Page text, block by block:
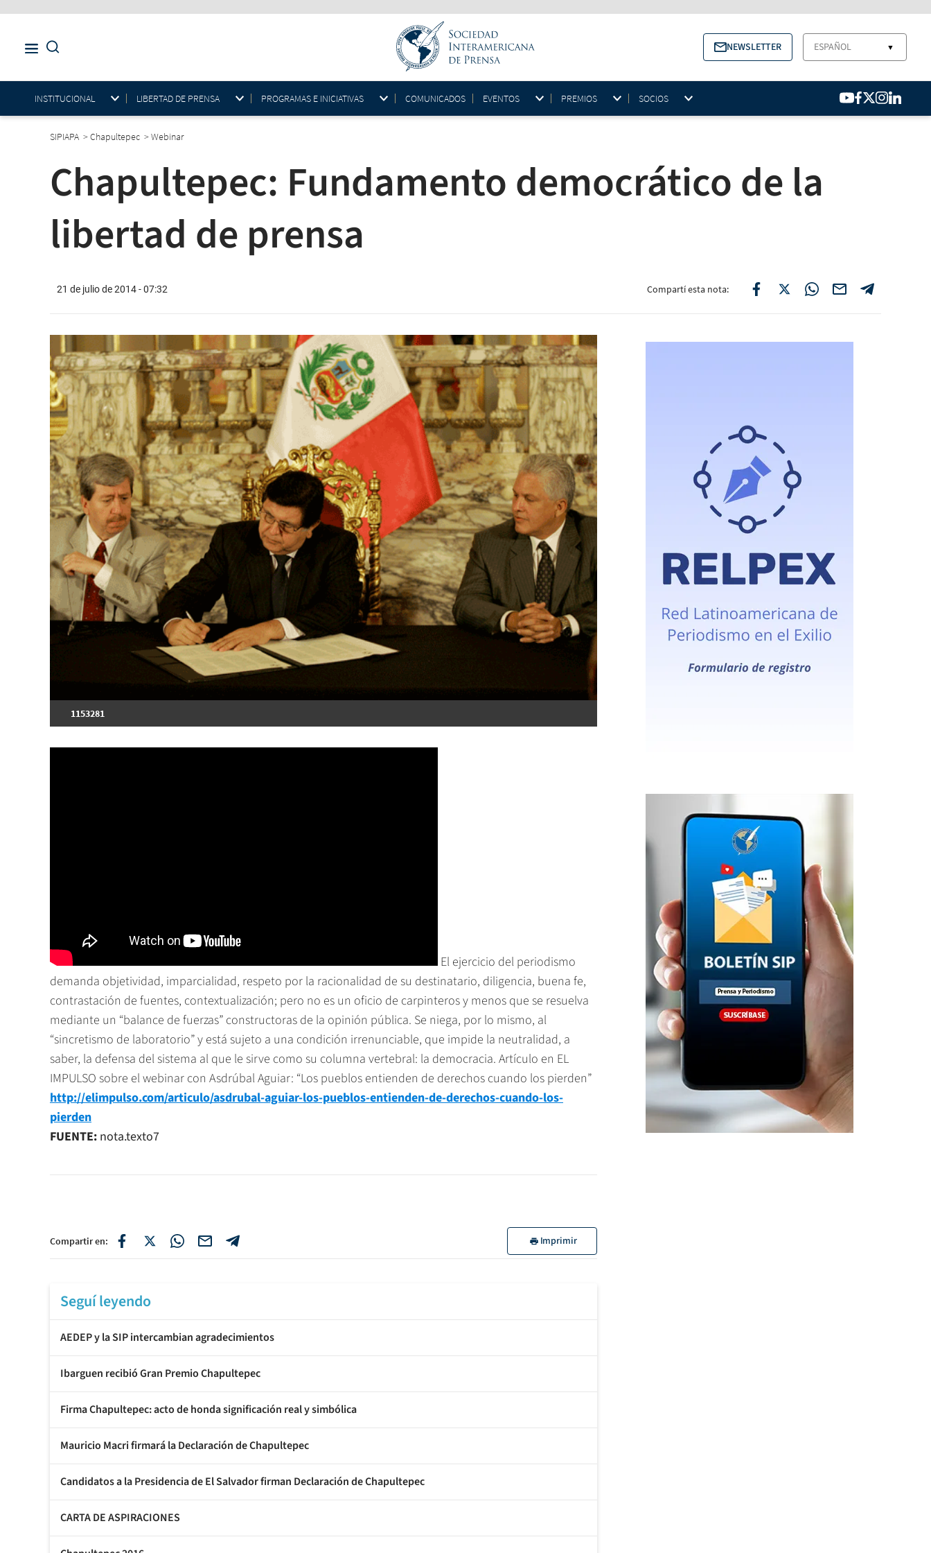
NEWSLETTER ESPAÑOL ▼
INSTITUCIONAL LIBERTAD DE PRENSA PROGRAMAS E INICIATIVAS COMUNICADOS EVENTOS PREMIOS SOCIOS
SIPIAPA >Chapultepec >Webinar
Chapultepec: Fundamento democrático de la
libertad de prensa
21 de julio de 2014 - 07:32 Compartí esta nota:
1153281
El ejercicio del periodismo
demanda objetividad, imparcialidad, respeto por la racionalidad de su destinatario, diligencia, buena fe,
contrastación de fuentes, contextualización; pero no es un oficio de carpinteros y menos que se resuelva
mediante un “balance de fuerzas” constructoras de la opinión pública. Se niega, por lo mismo, al
“sincretismo de laboratorio” y está sujeto a una condición irrenunciable, que impide la neutralidad, a
saber, la defensa del sistema al que le sirve como su columna vertebral: la democracia. Artículo en EL
IMPULSO sobre el webinar con Asdrúbal Aguiar: “Los pueblos entienden de derechos cuando los pierden”
http://elimpulso.com/articulo/asdrubal-aguiar-los-pueblos-entienden-de-derechos-cuando-los-
pierden
FUENTE: nota.texto7
Compartir en: Imprimir
Seguí leyendo
AEDEP y la SIP intercambian agradecimientos
Ibarguen recibió Gran Premio Chapultepec
Firma Chapultepec: acto de honda significación real y simbólica
Mauricio Macri firmará la Declaración de Chapultepec
Candidatos a la Presidencia de El Salvador firman Declaración de Chapultepec
CARTA DE ASPIRACIONES